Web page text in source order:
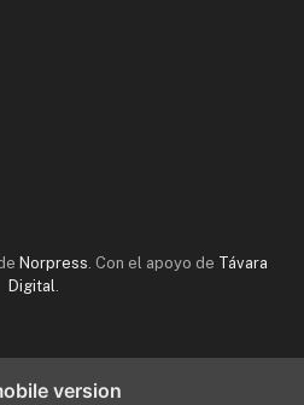
Norpress. Con el apoyo de Távara
Digital.
version